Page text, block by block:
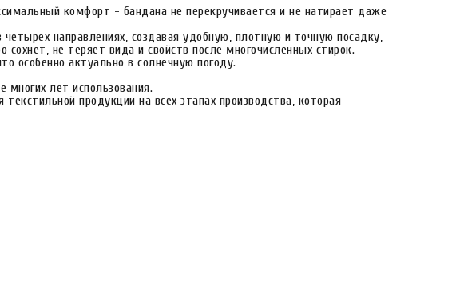
комфорт - бандана не перекручивается и не натирает даже
направлениях, создавая удобную, плотную и точную посадку,
не теряет вида и свойств после многочисленных стирок.
особенно актуально в солнечную погоду.
лет использования.
продукции на всех этапах производства, которая